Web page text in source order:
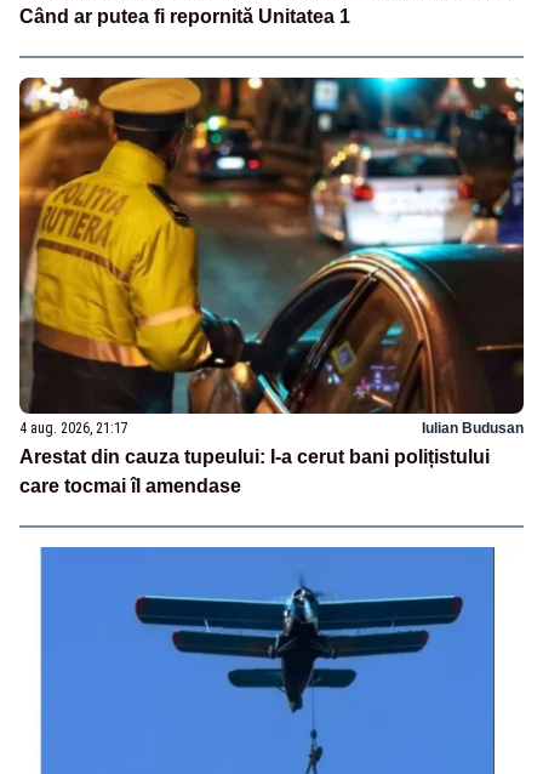
Când ar putea fi repornită Unitatea 1
4 aug. 2026, 21:17 Iulian Budusan
Arestat din cauza tupeului: I-a cerut bani polițistului
care tocmai îl amendase